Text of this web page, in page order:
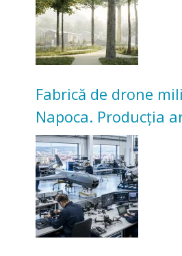
Fabrică de drone
Napoca. Producția
înceapă în toamna